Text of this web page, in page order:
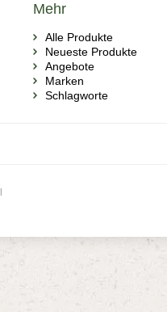
Mehr
Alle Produkte
Neueste Produkte
Angebote
Marken
Schlagworte